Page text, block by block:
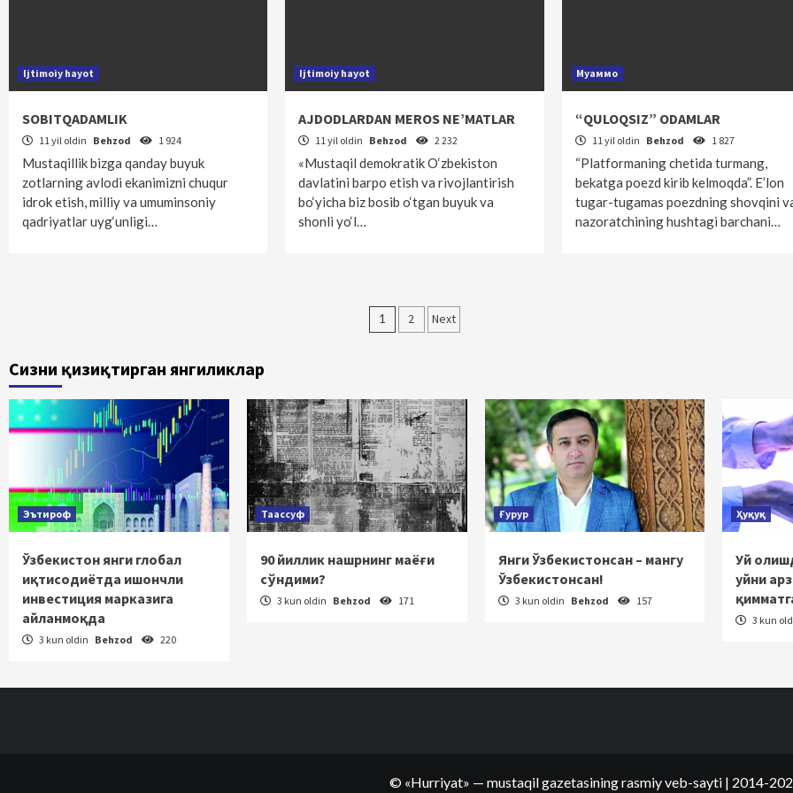
Ijtimoiy hayot
SOBITQADAMLIK
11 yil oldin Behzod 1 924
Mustaqillik bizga qanday buyuk
zotlarning avlodi ekanimizni chuqur
idrok etish, milliy va umuminsoniy
qadriyatlar uyg‘unligi…
Ijtimoiy hayot
AJDODLARDAN MEROS NE’MATLAR
11 yil oldin Behzod 2 232
«Mustaqil demokratik O‘zbekiston
davlatini barpo etish va rivojlantirish
bo‘yicha biz bosib o‘tgan buyuk va
shonli yo‘l…
Муаммо
“QULOQSIZ” ODAMLAR
11 yil oldin Behzod 1 827
“Platformaning chetida turmang,
bekatga poezd kirib kelmoqda”. E’lon
tugar-tugamas poezdning shovqini
nazoratchining hushtagi barchani…
Maqolalar
1 2 Next
Сизни қизиқтирган янгиликлар
Эътироф
Ўзбекистон янги глобал
иқтисодиётда ишончли
инвестиция марказига
айланмоқда
3 kun oldin Behzod 220
Таассуф
90 йиллик нашрнинг маёғи
сўндими?
3 kun oldin Behzod 171
Ғурур
Янги Ўзбекистонсан – мангу
Ўзбекистонсан!
3 kun oldin Behzod 157
Ҳуқуқ
Уй
уйни
3 kun
© «Hurriyat» — mustaqil gazetasining rasmiy veb-sayti | 2014-